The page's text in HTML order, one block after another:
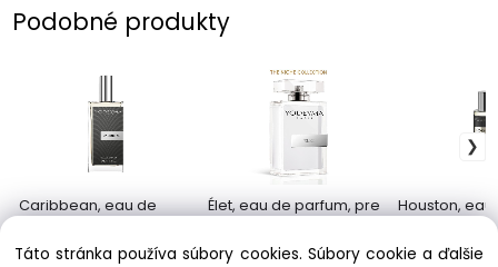
Podobné produkty
Caribbean, eau de
18.50 €
Élet, eau de parfum, pre
31.90 €
Houston, eau
parfum, pre
11.90 €
Táto stránka používa súbory cookies. Súbory cookie a ďalšie